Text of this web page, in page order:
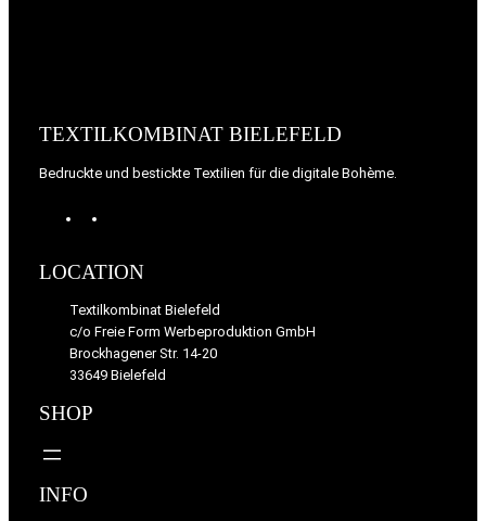
TEXTILKOMBINAT BIELEFELD
Bedruckte und bestickte Textilien für die digitale Bohème.
LOCATION
Textilkombinat Bielefeld
c/o Freie Form Werbeproduktion GmbH
Brockhagener Str. 14-20
33649 Bielefeld
SHOP
INFO